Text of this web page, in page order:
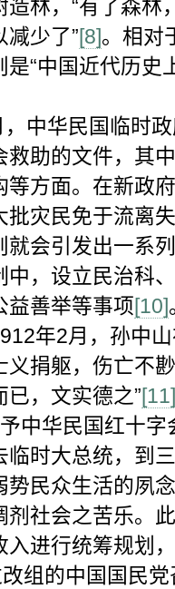
造林，“有了森
减少了”[8]。相对
是“中国近代历
华民国临时政
救助的文件，其
等方面。在新政
批灾民免于流离
就会引发出一系
中，设立民治科
益善举等事项[10]
年2月，孙中
义捐躯，伤亡不
，文实德之”[11]
中华民国红十字
大总统，到三
势民众生活的夙
剂社会之苦乐。
入进行统筹规划
组的中国国民